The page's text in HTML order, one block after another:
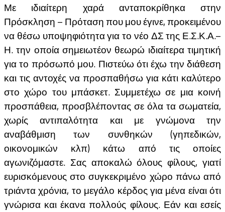
Με ιδιαίτερη χαρά ανταποκρίθηκα στην
Πρόσκληση – Πρόταση που μου έγινε, προκειμένου
να θέσω υποψηφιότητα για το νέο ΔΣ της Ε.Σ.Κ.Α.–
Η. την οποία σημειωτέον θεωρώ ιδιαίτερα τιμητική
για το πρόσωπό μου. Πιστεύω ότι έχω την διάθεση
και τις αντοχές να προσπαθήσω για κάτι καλύτερο
στο χώρο του μπάσκετ. Συμμετέχω σε μια κοινή
προσπάθεια, προσβλέποντας σε όλα τα σωματεία,
χωρίς αντιπαλότητα και με γνώμονα την
αναβάθμιση των συνθηκών (γηπεδικών,
οικονομικών κλπ) κάτω από τις οποίες
αγωνιζόμαστε. Σας αποκαλώ όλους φίλους, γιατί
ευρισκόμενους στο συγκεκριμένο χώρο πάνω από
τριάντα χρόνια, το μεγάλο κέρδος για μένα είναι ότι
γνώρισα και έκανα πολλούς φίλους. Εάν και εσείς